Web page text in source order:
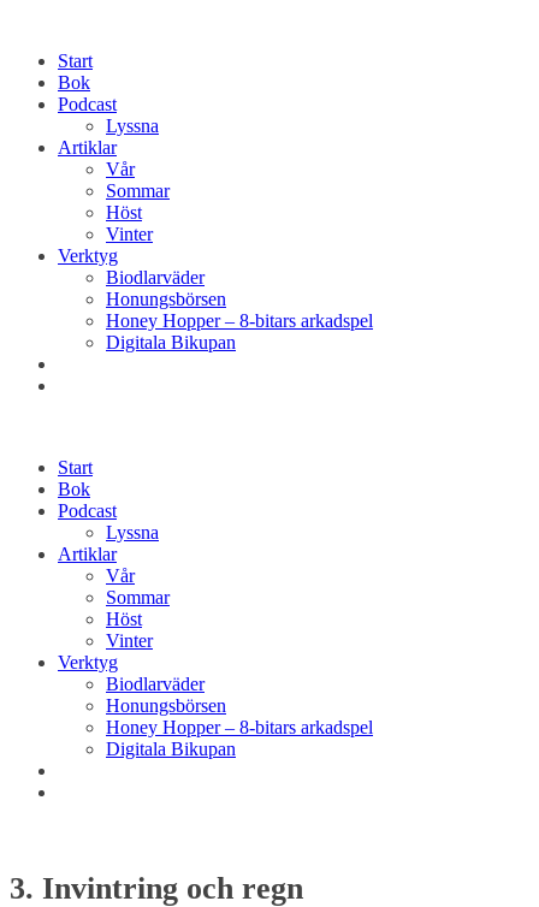
Start
Bok
Podcast
Lyssna
Artiklar
Vår
Sommar
Höst
Vinter
Verktyg
Biodlarväder
Honungsbörsen
Honey Hopper – 8-bitars arkadspel
Digitala Bikupan
Start
Bok
Podcast
Lyssna
Artiklar
Vår
Sommar
Höst
Vinter
Verktyg
Biodlarväder
Honungsbörsen
Honey Hopper – 8-bitars arkadspel
Digitala Bikupan
3. Invintring och regn